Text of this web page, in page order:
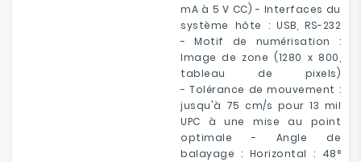
mA à 5 V CC) - Interfaces du
système hôte : USB, RS-232
- Motif de numérisation :
Image de zone (1280 x 800,
tableau de pixels)
- Tolérance de mouvement :
jusqu'à 75 cm/s pour 13 mil
UPC à une mise au point
optimale - Angle de
balayage : Horizontal : 48°